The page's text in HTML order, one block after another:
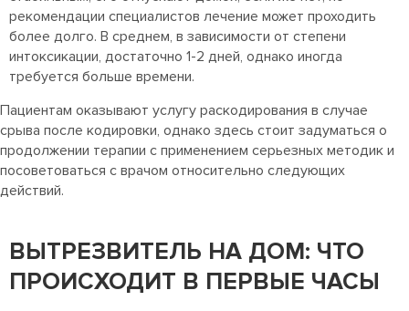
рекомендации специалистов лечение может проходить
более долго. В среднем, в зависимости от степени
интоксикации, достаточно 1-2 дней, однако иногда
требуется больше времени.
Пациентам оказывают услугу раскодирования в случае
срыва после кодировки, однако здесь стоит задуматься о
продолжении терапии с применением серьезных методик и
посоветоваться с врачом относительно следующих
действий.
ВЫТРЕЗВИТЕЛЬ НА ДОМ: ЧТО
ПРОИСХОДИТ В ПЕРВЫЕ ЧАСЫ